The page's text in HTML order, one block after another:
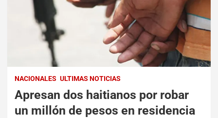
NACIONALES ULTIMAS NOTICIAS
Apresan dos haitianos por robar
un millón de pesos en residencia